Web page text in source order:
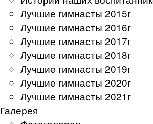
Лучшие гимнасты 2015г
Лучшие гимнасты 2016г
Лучшие гимнасты 2017г
Лучшие гимнасты 2018г
Лучшие гимнасты 2019г
Лучшие гимнасты 2020г
Лучшие гимнасты 2021г
Галерея